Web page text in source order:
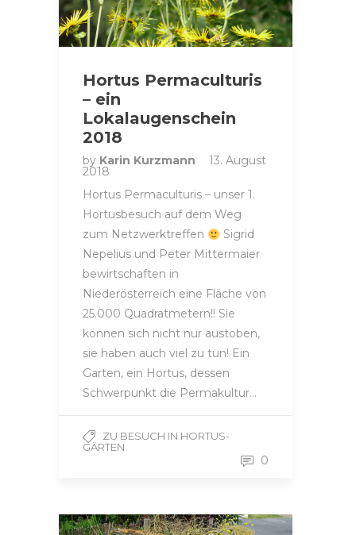
Hortus Permaculturis
– ein
Lokalaugenschein
2018
by Karin Kurzmann 13. August
2018
Hortus Permaculturis – unser 1.
Hortusbesuch auf dem Weg
zum Netzwerktreffen
Sigrid
Nepelius und Peter Mittermaier
bewirtschaften in
Niederösterreich eine Fläche von
25.000 Quadratmetern!! Sie
können sich nicht nur austoben,
sie haben auch viel zu tun! Ein
Garten, ein Hortus, dessen
Schwerpunkt die Permakultur…
ZU BESUCH IN HORTUS-
GÄRTEN
0